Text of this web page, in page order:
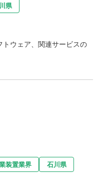
県
ウェア、関連サービスの
装置業界 石川県